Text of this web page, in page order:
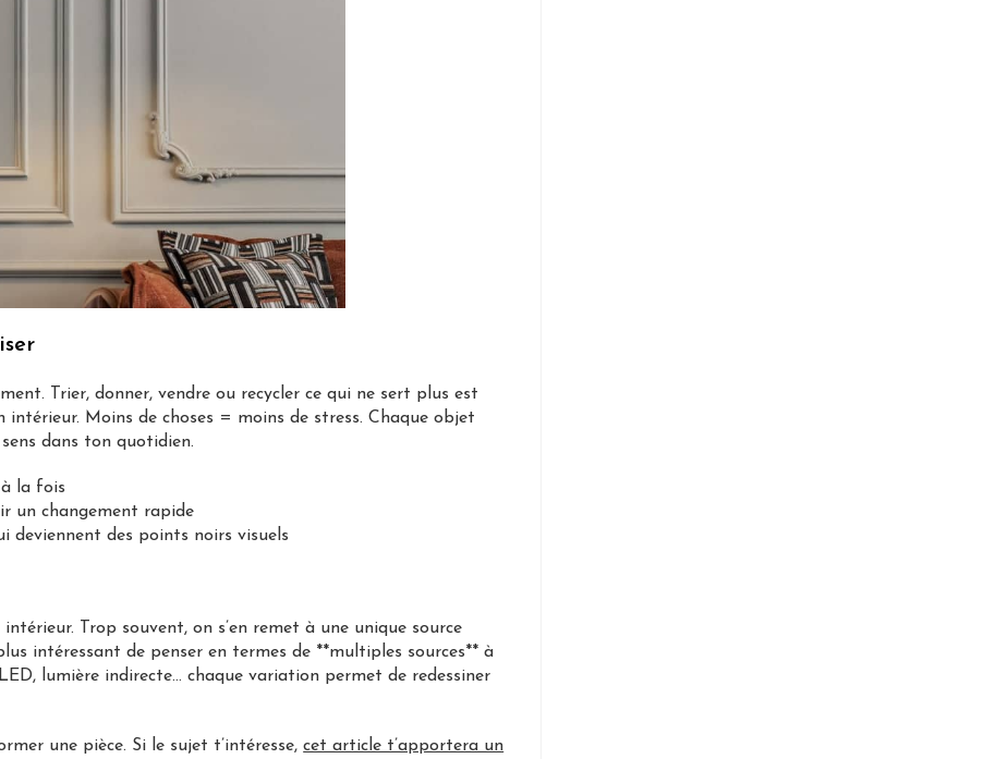
Trier, donner, vendre ou recycler ce qui ne sert plus est
Moins de choses = moins de stress. Chaque objet
dans ton quotidien.
la fois
un changement rapide
deviennent des points noirs visuels
Trop souvent, on s’en remet à une unique source
intéressant de penser en termes de **multiples sources** à
lumière indirecte… chaque variation permet de redessiner
une pièce. Si le sujet t’intéresse,cet article t’apportera un